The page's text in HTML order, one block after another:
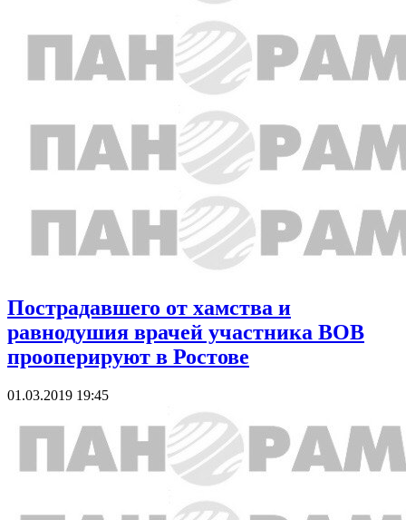
Пострадавшего от хамства и
равнодушия врачей участника ВОВ
прооперируют в Ростове
01.03.2019 19:45